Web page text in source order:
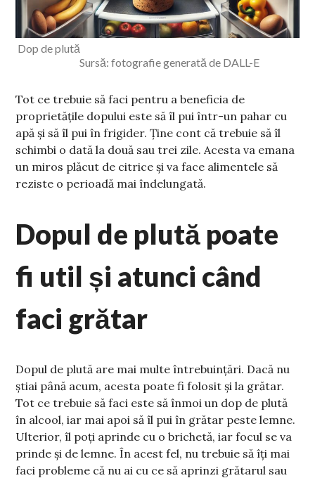
Dop de plută
Sursă: fotografie generată de DALL-E
Tot ce trebuie să faci pentru a beneficia de
proprietățile dopului este să îl pui într-un pahar cu
apă și să îl pui în frigider. Ține cont că trebuie să îl
schimbi o dată la două sau trei zile. Acesta va emana
un miros plăcut de citrice și va face alimentele să
reziste o perioadă mai îndelungată.
Dopul de plută poate
fi util și atunci când
faci grătar
Dopul de plută are mai multe întrebuințări. Dacă nu
știai până acum, acesta poate fi folosit și la grătar.
Tot ce trebuie să faci este să înmoi un dop de plută
în alcool, iar mai apoi să îl pui în grătar peste lemne.
Ulterior, îl poți aprinde cu o brichetă, iar focul se va
prinde și de lemne. În acest fel, nu trebuie să îți mai
faci probleme că nu ai cu ce să aprinzi grătarul sau